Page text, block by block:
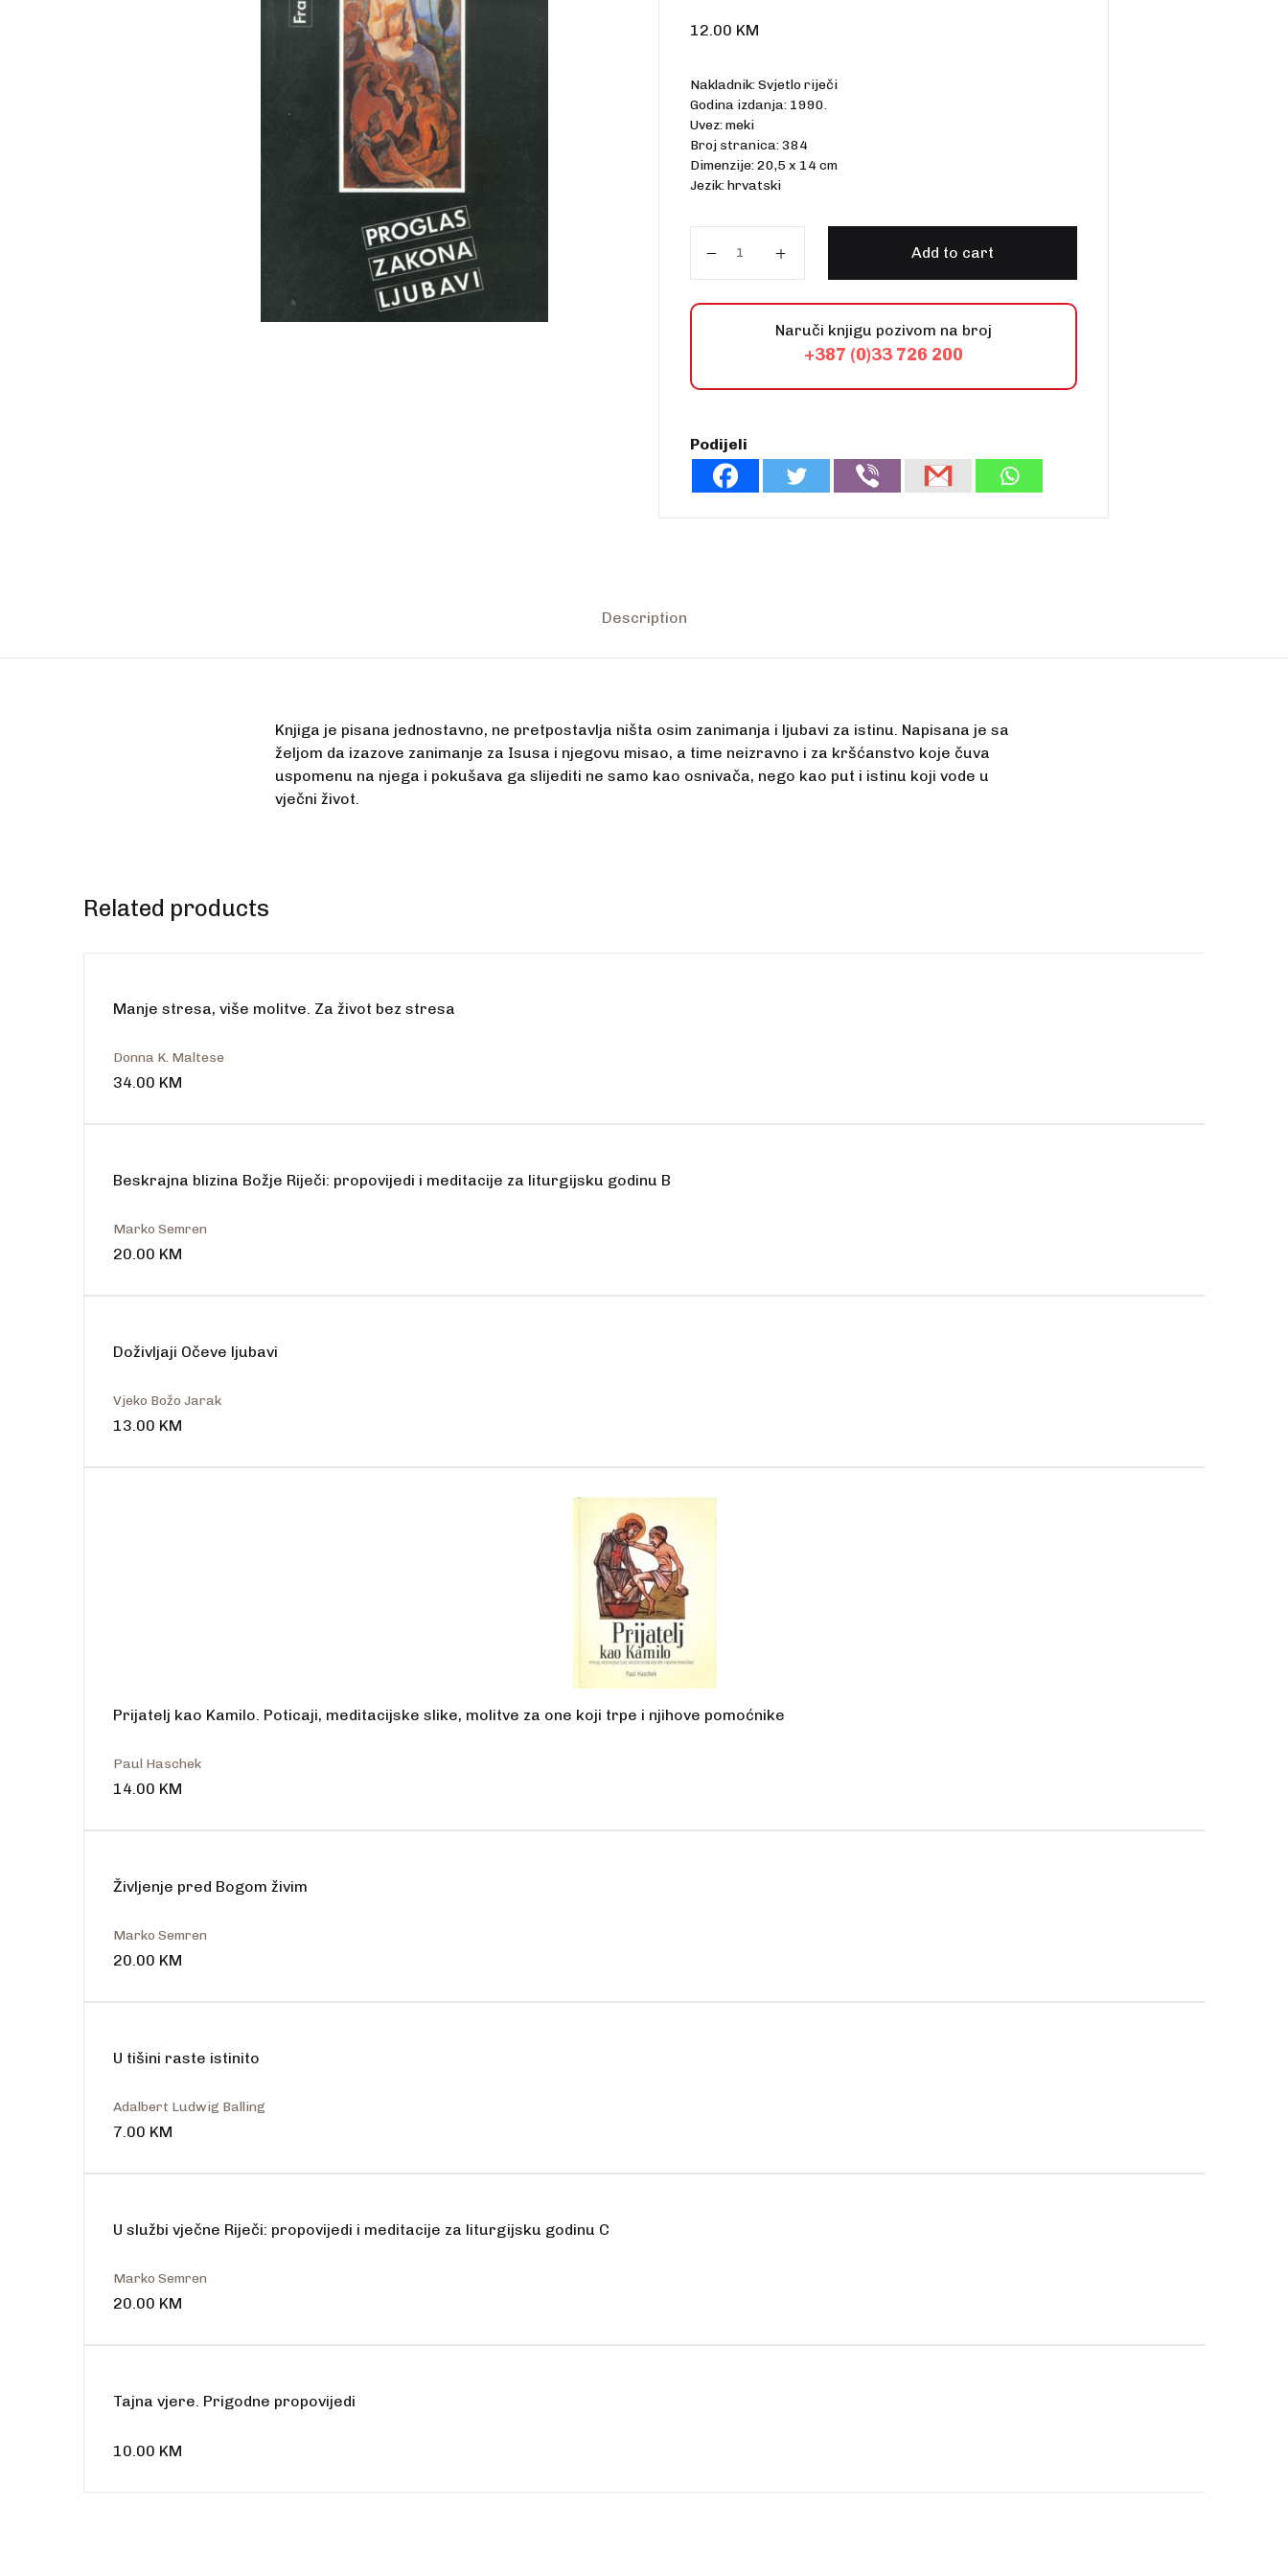
Ostalo 12.00 KM
Nakladnik: Svjetlo riječi
Godina izdanja: 1990.
Uvez: meki
Broj stranica: 384
Dimenzije: 20,5 x 14 cm
Jezik: hrvatski
Add to cart
Naruči knjigu pozivom na broj
+387 (0)33 726 200
Podijeli
Description
Knjiga je pisana jednostavno, ne pretpostavlja ništa osim zanimanja i ljubavi za istinu. Napisana je sa
željom da izazove zanimanje za Isusa i njegovu misao, a time neizravno i za krš­ćanstvo koje čuva
uspomenu na njega i pokušava ga slijediti ne samo kao osnivača, nego kao put i istinu koji vode u
vječni život.
Related products
Manje stresa, više molitve. Za život bez stresa
Donna K. Maltese
34.00 KM
Beskrajna blizina Božje Riječi: propovijedi i meditacije za liturgijsku godinu B
Marko Semren
20.00 KM
Doživljaji Očeve ljubavi
Vjeko Božo Jarak
13.00 KM
Prijatelj kao Kamilo. Poticaji, meditacijske slike, molitve za one koji trpe i njihove pomoćnike
Paul Haschek
14.00 KM
Življenje pred Bogom živim
Marko Semren
20.00 KM
U tišini raste istinito
Adalbert Ludwig Balling
7.00 KM
U službi vječne Riječi: propovijedi i meditacije za liturgijsku godinu C
Marko Semren
20.00 KM
Tajna vjere. Prigodne propovijedi
10.00 KM